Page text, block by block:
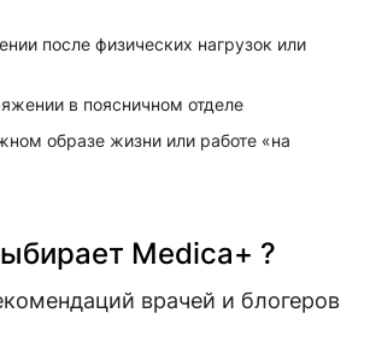
после физических нагрузок или
в поясничном отделе
образе жизни или работе «на
Medica+ ?
врачей и блогеров